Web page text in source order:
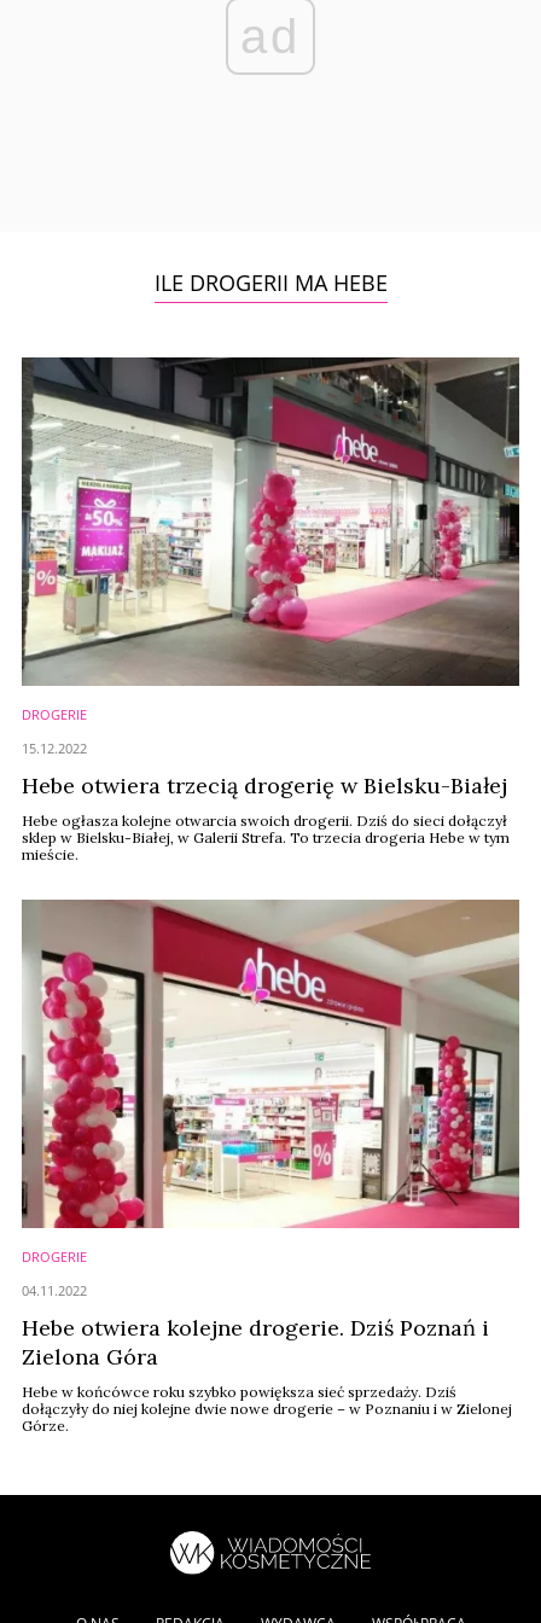
ad
ILE DROGERII MA HEBE
DROGERIE
Hebe otwiera trzecią drogerię w Bielsku-Białej
Hebe ogłasza kolejne otwarcia swoich drogerii. Dziś do sieci dołączył
sklep w Bielsku-Białej, w Galerii Strefa. To trzecia drogeria Hebe w tym
mieście.
15.12.2022
DROGERIE
Hebe otwiera kolejne drogerie. Dziś Poznań i
Zielona Góra
Hebe w końcówce roku szybko powiększa sieć sprzedaży. Dziś
dołączyły do niej kolejne dwie nowe drogerie – w Poznaniu i w Zielonej
Górze.
04.11.2022